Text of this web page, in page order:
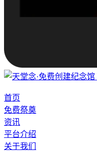
首页
免费祭奠
资讯
平台介绍
关于我们